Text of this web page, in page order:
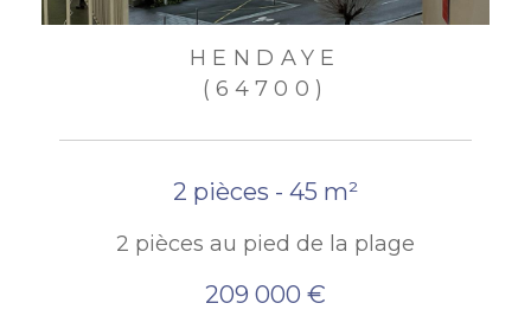
HENDAYE
(64700)
2 pièces - 45 m²
2 pièces au pied de la plage
209 000 €